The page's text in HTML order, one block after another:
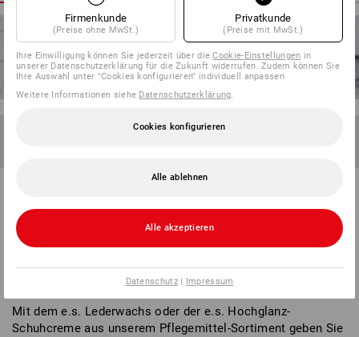
aber nicht nass wird. Übrigens: Natürlich können Sie auch
Schuhe imprägnieren, die keine wasserdichte Membran
haben. Das macht sie zwar nicht genauso wasserdicht,
lässt Feuchtigkeit dennoch besser vom Obermaterial
abperlen.
TIPP 7
WELLNESS FÜR DIE SCHUHE:
CREMES & WACHS
Neben Reinigung und Imprägnierung brauchen Ihre Leder
Mit dem e.s. Lederwachs oder der e.s. Hochglanz-
Schuhcreme aus unserem Pflegemittel-Sortiment geben Sie
Firmenkunde
(Preise ohne MwSt.)
Privatkunde
(Preise mit MwSt.)
Ihre Einwilligung können Sie jederzeit über dieCookie-Einstellungen in
unserer Datenschutzerklärung für die Zukunft widerrufen. Zudem können Sie
Ihre Auswahl unter "Cookies konfigurieren" individuell anpassen
Weitere Informationen siehe Datenschutzerklärung.
Cookies konfigurieren
Alle ablehnen
Alle akzeptieren
Datenschutz| Impressum